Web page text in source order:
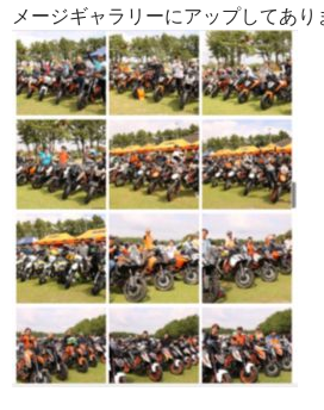
メージギャラリーにアップしてあり